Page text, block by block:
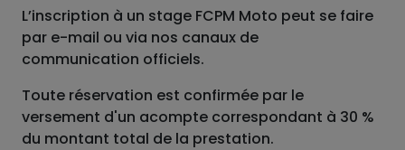
L’inscription à un stage FCPM Moto peut se faire
par e-mail ou via nos canaux de
communication officiels.
Toute réservation est confirmée par le
versement d'un acompte correspondant à 30 %
du montant total de la prestation.